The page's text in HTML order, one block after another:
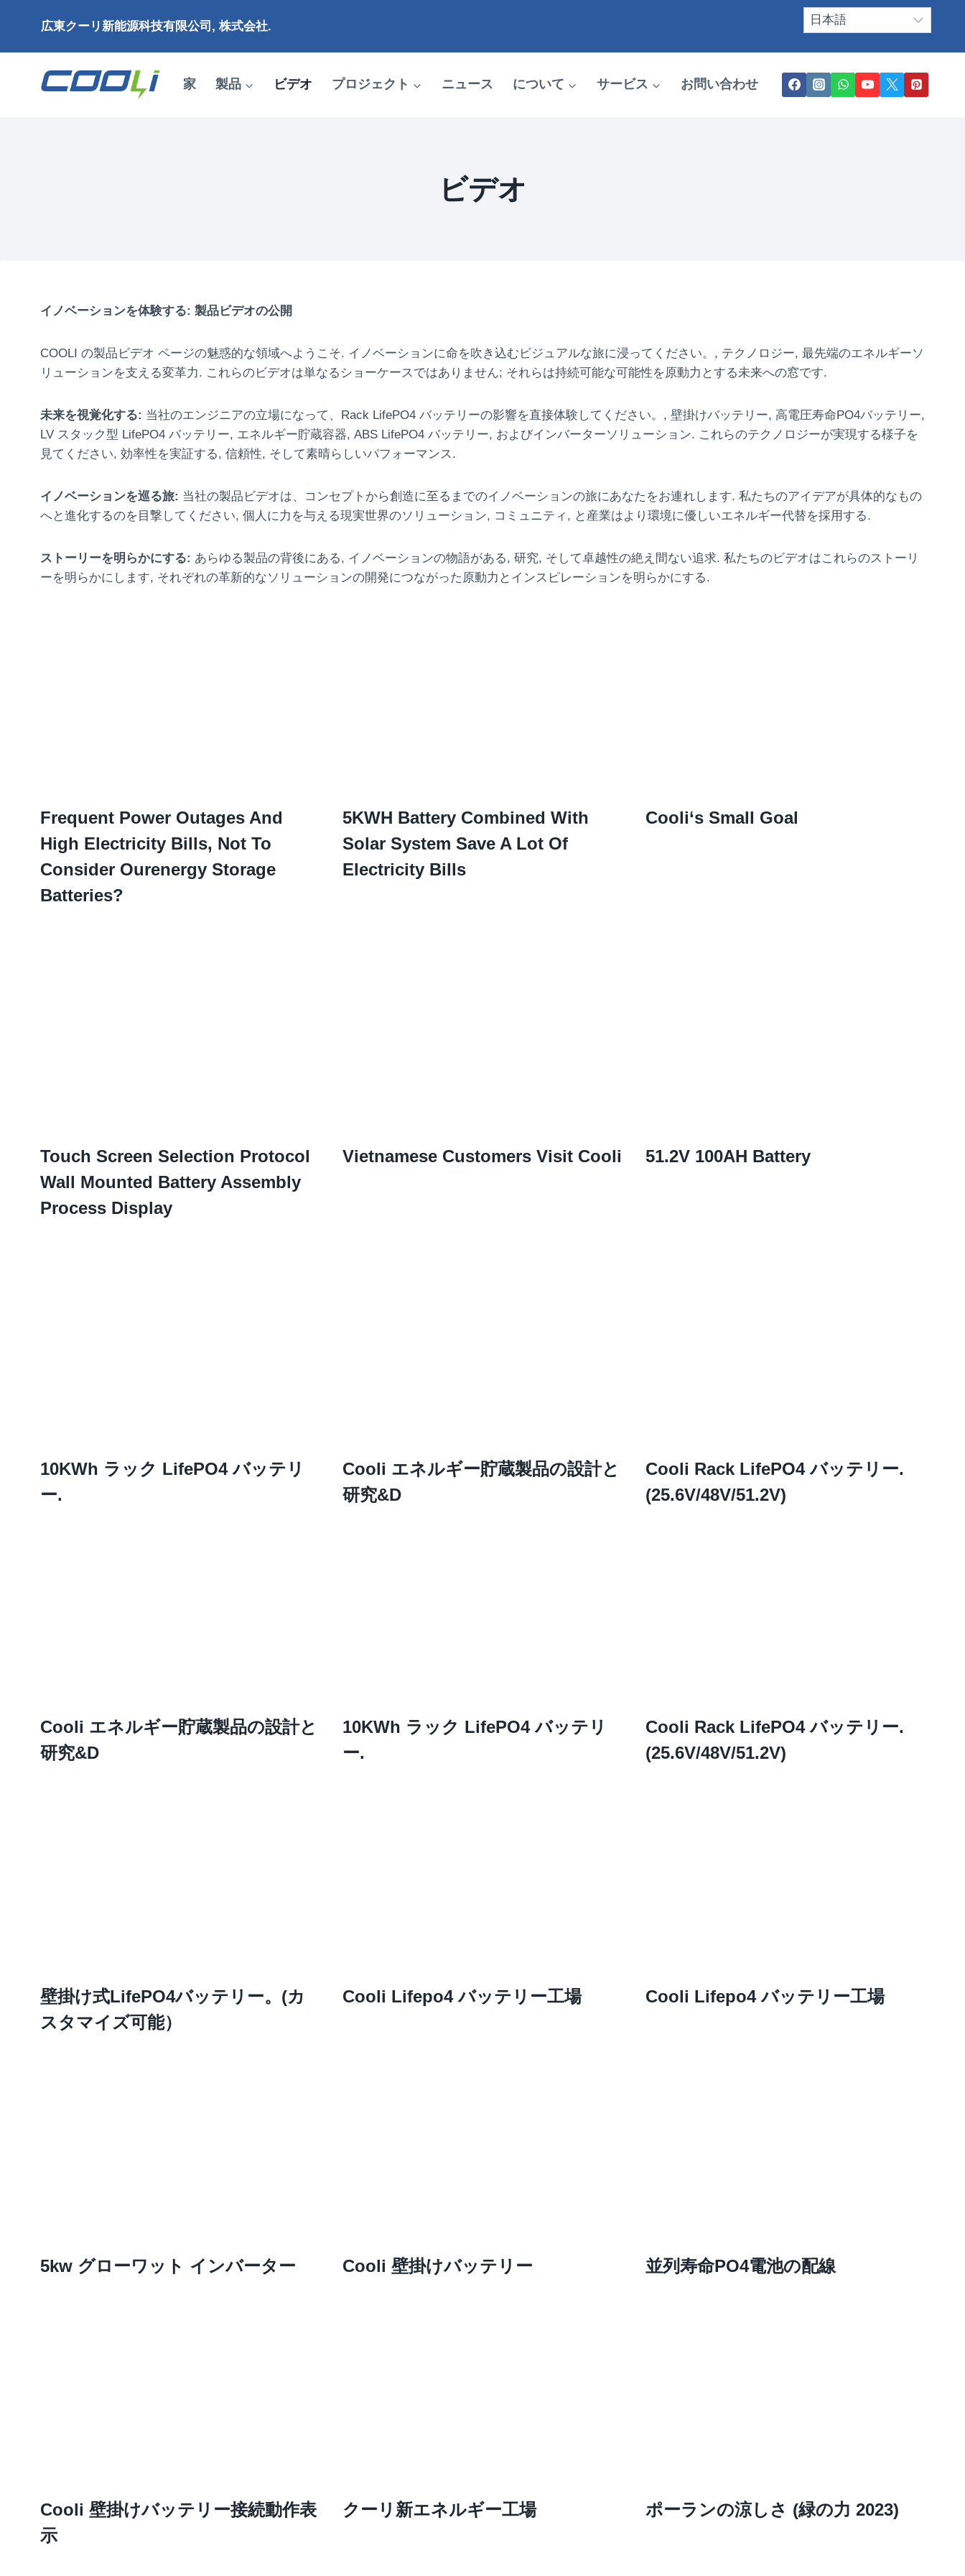
広東クーリ新能源科技有限公司, 株式会社.
家 製品 ビデオ プロジェクト ニュース について サービス お問い合わせ
ビデオ
イノベーションを体験する: 製品ビデオの公開
COOLI の製品ビデオ ページの魅惑的な領域へようこそ. イノベーションに命を吹き込むビジュアルな旅に浸ってください。, テクノロジー, 最先端のエネルギーソ
リューションを支える変革力. これらのビデオは単なるショーケースではありません; それらは持続可能な可能性を原動力とする未来への窓です.
未来を視覚化する: 当社のエンジニアの立場になって、Rack LifePO4 バッテリーの影響を直接体験してください。, 壁掛けバッテリー, 高電圧寿命PO4バッテリー,
LV スタック型 LifePO4 バッテリー, エネルギー貯蔵容器, ABS LifePO4 バッテリー, およびインバーターソリューション. これらのテクノロジーが実現する様子を
見てください, 効率性を実証する, 信頼性, そして素晴らしいパフォーマンス.
イノベーションを巡る旅: 当社の製品ビデオは、コンセプトから創造に至るまでのイノベーションの旅にあなたをお連れします. 私たちのアイデアが具体的なもの
へと進化するのを目撃してください, 個人に力を与える現実世界のソリューション, コミュニティ, と産業はより環境に優しいエネルギー代替を採用する.
ストーリーを明らかにする: あらゆる製品の背後にある, イノベーションの物語がある, 研究, そして卓越性の絶え間ない追求. 私たちのビデオはこれらのストーリ
ーを明らかにします, それぞれの革新的なソリューションの開発につながった原動力とインスピレーションを明らかにする.
Frequent Power Outages And
High Electricity Bills, Not To
Consider Ourenergy Storage
Batteries?
5KWH Battery Combined With
Solar System Save A Lot Of
Electricity Bills
Cooli‘s Small Goal
Touch Screen Selection Protocol
Wall Mounted Battery Assembly
Process Display
Vietnamese Customers Visit Cooli 51.2V 100AH Battery
10KWh ラック LifePO4 バッテリ
ー.
Cooli エネルギー貯蔵製品の設計と
研究&D
Cooli Rack LifePO4 バッテリー.
(25.6V/48V/51.2V)
Cooli エネルギー貯蔵製品の設計と
研究&D
10KWh ラック LifePO4 バッテリ
ー.
Cooli Rack LifePO4 バッテリー.
(25.6V/48V/51.2V)
壁掛け式LifePO4バッテリー。(カ
スタマイズ可能）
Cooli Lifepo4 バッテリー工場 Cooli Lifepo4 バッテリー工場
5kw グローワット インバーター Cooli 壁掛けバッテリー 並列寿命PO4電池の配線
Cooli 壁掛けバッテリー接続動作表
示
クーリ新エネルギー工場 ポーランの涼しさ (緑の力 2023)